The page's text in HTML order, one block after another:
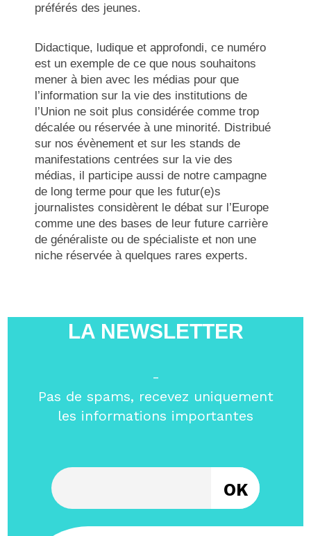
préférés des jeunes.
Didactique, ludique et approfondi, ce numéro
est un exemple de ce que nous souhaitons
mener à bien avec les médias pour que
l’information sur la vie des institutions de
l’Union ne soit plus considérée comme trop
décalée ou réservée à une minorité. Distribué
sur nos évènement et sur les stands de
manifestations centrées sur la vie des
médias, il participe aussi de notre campagne
de long terme pour que les futur(e)s
journalistes considèrent le débat sur l’Europe
comme une des bases de leur future carrière
de généraliste ou de spécialiste et non une
niche réservée à quelques rares experts.
LA NEWSLETTER
-
Pas de spams, recevez uniquement
les informations importantes